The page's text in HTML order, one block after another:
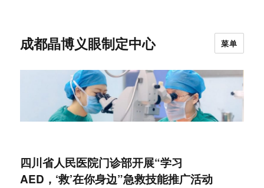
成都晶博义眼制定中心 菜单
四川省人民医院门诊部开展“学习
AED，‘救’在你身边”急救技能推广活动